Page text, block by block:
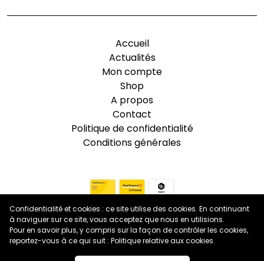
Accueil
Actualités
Mon compte
Shop
A propos
Contact
Politique de confidentialité
Conditions générales
Confidentialité et cookies : ce site utilise des cookies. En continuant
à naviguer sur ce site, vous acceptez que nous en utilisions.
Pour en savoir plus, y compris sur la façon de contrôler les cookies,
reportez-vous à ce qui suit : Politique relative aux cookies.